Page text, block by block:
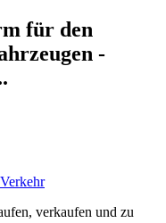
für den
-
verkaufen und zu